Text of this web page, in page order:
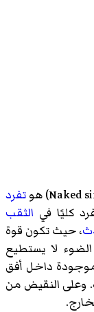
Naked)‏ هوتفرد
كليًا في الثقب
، حيث تكون قوة
لا يستطيع
داخل أفق
وعلى النقيض من